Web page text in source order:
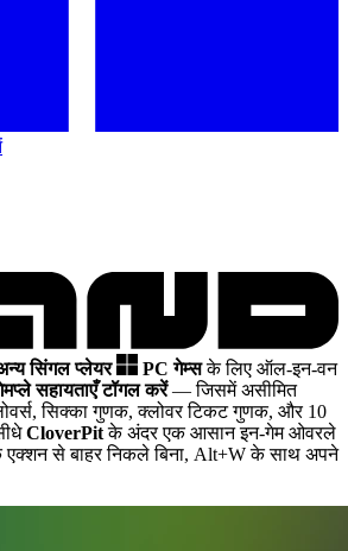
सिंगल प्लेयर PC गेम्सके लिए ऑल-इन-वन
सहायताएँ टॉगल करें— जिसमें असीमित
सिक्का गुणक, क्लोवर टिकट गुणक, और 10
CloverPitके अंदर एक आसान इन-गेम ओवरले
से बाहर निकले बिना, Alt+W के साथ अपने